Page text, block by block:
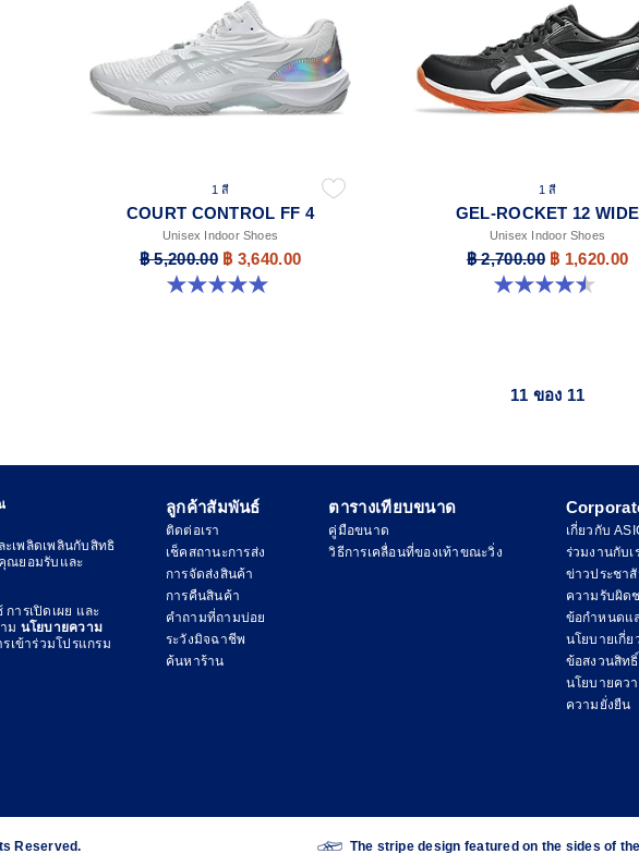
1 สี
COURT CONTROL FF 4
Unisex Indoor Shoes
฿ 5,200.00 ฿ 3,640.00
5.0 จาก 5 ดาว 1 รีวิว
1 สี
GEL-ROCKET 12 WIDE
Unisex Indoor Shoes
฿ 2,700.00 ฿ 1,620.00
4.5 จาก 5 ดาว 8 รีวิว
11 ของ 11
เพลิดเพลินกับสิทธิ
ณยอมรับและ
การเปิดเผย และ
ม นโยบายความ
เข้าร่วมโปรแกรม
ลูกค้าสัมพันธ์
ติดต่อเรา
เช็คสถานะการส่ง
การจัดส่งสินค้า
การคืนสินค้า
คำถามที่ถามบ่อย
ระวังมิจฉาชีพ
ค้นหาร้าน
ตารางเทียบขนาด
คู่มือขนาด
วิธีการเคลื่อนที่ของเท้าขณะวิ่ง
เกี่ยวกับ
ร่วมงานกับเ
ข่าวประชา
ความรับผิด
ข้อกำหนดแ
นโยบายเกี่
ข้อสงวนสิทธิ์
นโยบายคว
ความยั่งยืน
Reserved. The stripe design featured on the sides of